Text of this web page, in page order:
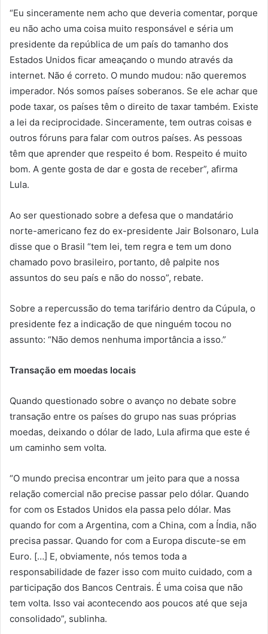
“Eu sinceramente nem acho que deveria comentar, porque
eu não acho uma coisa muito responsável e séria um
presidente da república de um país do tamanho dos
Estados Unidos ficar ameaçando o mundo através da
internet. Não é correto. O mundo mudou: não queremos
imperador. Nós somos países soberanos. Se ele achar que
pode taxar, os países têm o direito de taxar também. Existe
a lei da reciprocidade. Sinceramente, tem outras coisas e
outros fóruns para falar com outros países. As pessoas
têm que aprender que respeito é bom. Respeito é muito
bom. A gente gosta de dar e gosta de receber”, afirma
Lula.
Ao ser questionado sobre a defesa que o mandatário
norte-americano fez do ex-presidente Jair Bolsonaro, Lula
disse que o Brasil “tem lei, tem regra e tem um dono
chamado povo brasileiro, portanto, dê palpite nos
assuntos do seu país e não do nosso”, rebate.
Sobre a repercussão do tema tarifário dentro da Cúpula, o
presidente fez a indicação de que ninguém tocou no
assunto: “Não demos nenhuma importância a isso.”
Transação em moedas locais
Quando questionado sobre o avanço no debate sobre
transação entre os países do grupo nas suas próprias
moedas, deixando o dólar de lado, Lula afirma que este é
um caminho sem volta.
“O mundo precisa encontrar um jeito para que a nossa
relação comercial não precise passar pelo dólar. Quando
for com os Estados Unidos ela passa pelo dólar. Mas
quando for com a Argentina, com a China, com a Índia, não
precisa passar. Quando for com a Europa discute-se em
Euro. […] E, obviamente, nós temos toda a
responsabilidade de fazer isso com muito cuidado, com a
participação dos Bancos Centrais. É uma coisa que não
tem volta. Isso vai acontecendo aos poucos até que seja
consolidado”, sublinha.